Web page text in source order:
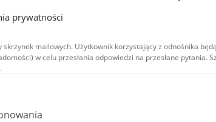
prywatności
mailowych. Użytkownik korzystający z odnośnika
w celu przesłania odpowiedzi na przesłane pytania.
treści audiowizualnych), są
autorstwa - na tych samych
w tym zdjęcia, materiały audio i wideo,
uznanie autorstwa użycie niekomercyjne -